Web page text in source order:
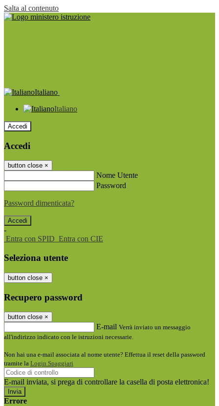
Salta al contenuto
Italiano
Italiano
Accedi
Accedi
button close ×
Nome Utente
Password
Password dimenticata?
-
Entra con SPID Entra con CIE
Seleziona utente
button close ×
Recupero password
button close ×
E-mail Verrà inviato un messaggio
all'indirizzo indicato con le istruzioni necessarie.
Non hai una e-mail associata al nome utente? Effettua il reset della password
tramite la Login Spaggiari
E-mail inviata, si prega di controllare la casella di posta elettronica!
Errore